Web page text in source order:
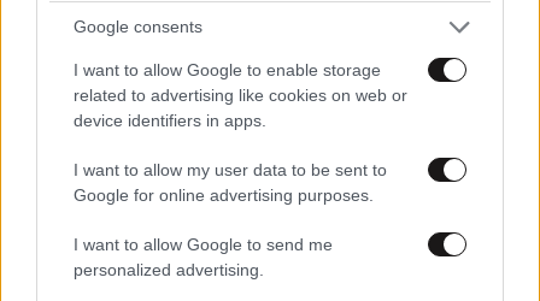
Google consents
I want to allow Google to enable storage
related to advertising like cookies on web or
device identifiers in apps.
I want to allow my user data to be sent to
Google for online advertising purposes.
I want to allow Google to send me
personalized advertising.
Νέα επίθεση των Χούθι στην Υεμένη:
Σκοτώθηκαν τρία μέλη των κυβερνητικών
δυνάμεων
Ακολουθήστε τοNEWSBEAST